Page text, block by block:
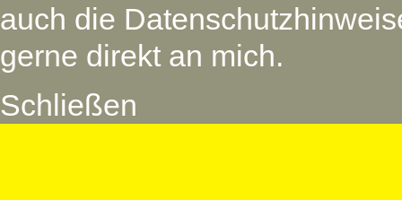
auch die
gerne direkt an mich.
Schließen